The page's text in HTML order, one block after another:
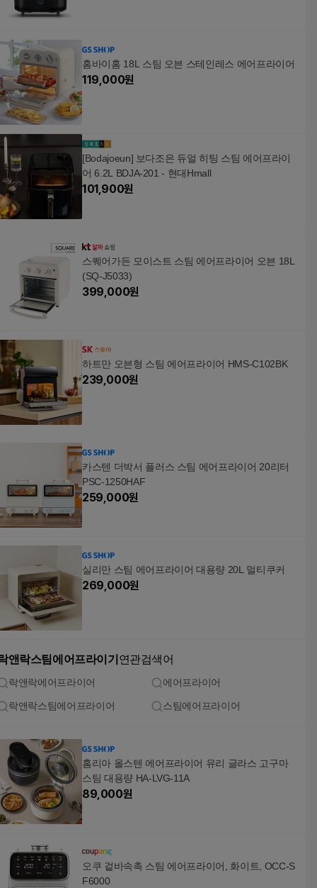
홈바이홈 18L 스팀 오븐 스테인레스 에어프라이어
119,000원
[Bodajoeun] 보다조은 듀얼 히팅 스팀 에어프라이
어 6.2L BDJA-201 - 현대Hmall
101,900원
스퀘어가든 모이스트 스팀 에어프라이어 오븐 18L
(SQ-J5033)
399,000원
하트만 오븐형 스팀 에어프라이어 HMS-C102BK
239,000원
카스텐 더박서 플러스 스팀 에어프라이어 20리터
PSC-1250HAF
259,000원
실리만 스팀 에어프라이어 대용량 20L 멀티쿠커
269,000원
앤락스팀에어프라이기 연관검색어
락앤락에어프라이어 에어프라이어
락앤락스팀에어프라이어 스팀에어프라이어
홈리아 올스텐 에어프라이어 유리 글라스 고구마
스팀 대용량 HA-LVG-11A
89,000원
오쿠 겉바속촉 스팀 에어프라이어, 화이트, OCC-S
F6000